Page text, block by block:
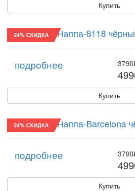
Купить
24% СКИДКА
"Ватсон"/30 Наппа-8118
подробнее
Купить
24% СКИДКА
"Ватсон"/30 Наппа-Barcelona
подробнее
Купить